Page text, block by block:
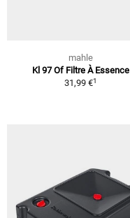
mahle
Kl 97 Of Filtre À Essence
31,99 €1